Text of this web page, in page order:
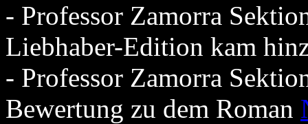
- Professor Zamorra
Liebhaber-Edition kam
- Professor Zamorra
Bewertung zu dem Roman